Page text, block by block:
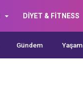
DİYET & FİTNESS
Gündem Yaşam